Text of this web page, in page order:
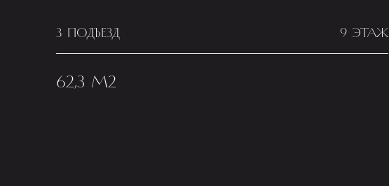
3 ПОДЪЕЗД 9 ЭТАЖ
62,3 М2